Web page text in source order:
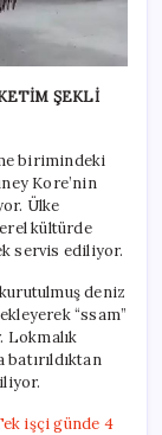
ŞEKLİ
birimindeki
Kore’nin
Ülke
kültürde
servis ediliyor.
deniz
“ssam”
Lokmalık
batırıldıktan
işçi günde 4